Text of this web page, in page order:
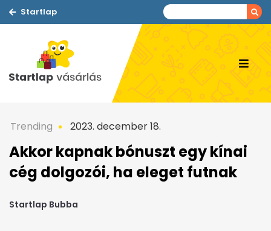
Startlap
Trending 2023. december 18.
Akkor kapnak bónuszt egy kínai
cég dolgozói, ha eleget futnak
Startlap Bubba